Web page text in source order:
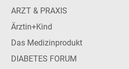
ARZT & PRAXIS
Ärztin+Kind
Das Medizinprodukt
DIABETES FORUM